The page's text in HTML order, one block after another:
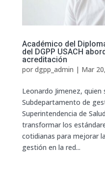
Académico del
del DGPP USACH
acreditación
por dgpp_admin | Mar
Leonardo Jimenez, quien
Subdepartamento de
Superintendencia de
transformar los
cotidianas para mejorar
gestión en la red...